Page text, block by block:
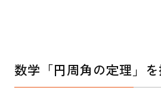
数学「円周角の定理」